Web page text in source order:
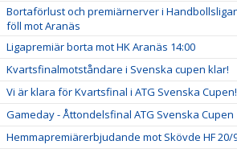
Bortaförlust och premiärnerver i
föll mot Aranäs
Ligapremiär borta mot HK Aranäs 14:00
Kvartsfinalmotståndare i Svenska cupen klar!
Vi är klara för Kvartsfinal i ATG Svenska Cupen!
Gameday - Åttondelsfinal ATG Svenska Cupen
Hemmapremiärerbjudande mot Skövde HF 20/